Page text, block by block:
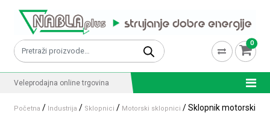
Pretraži: 0
Veleprodajna online trgovina
Početna / Industrija / Sklopnici / Motorski sklopnici / Sklopnik motorski